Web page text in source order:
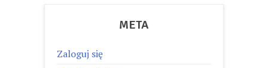
META
Zaloguj się